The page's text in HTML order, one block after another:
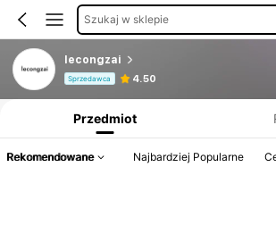
Szukaj w sklepie
lecongzai
Sprzedawca 4.50
Przedmiot
Rekomendowane Najbardziej Popularne